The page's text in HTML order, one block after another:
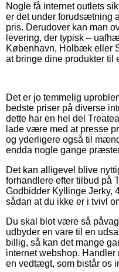
Nogle få internet outlets
er det under forudsætning
pris. Derudover kan man
levering, der typisk –
København, Holbæk eller
at bringe dine produkter til
Det er jo temmelig
bedste priser på diverse
dette har en hel del
lade være med at presse
og yderligere også til
endda nogle gange
Det kan alligevel blive
forhandlere efter tilbud på
Godbidder Kyllinge Jerky,
sådan at du ikke er i tvivl
Du skal blot være så
udbyder en vare til en
billig, så kan det mange
internet webshop.
en vedtægt, som bistår os